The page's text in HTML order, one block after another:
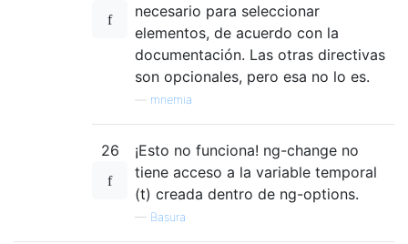
necesario para seleccionar
elementos, de acuerdo con la
documentación. Las otras directivas
son opcionales, pero esa no lo es.
mnemia
26
¡Esto no funciona! ng-change no
tiene acceso a la variable temporal
(t) creada dentro de ng-options.
— Basura